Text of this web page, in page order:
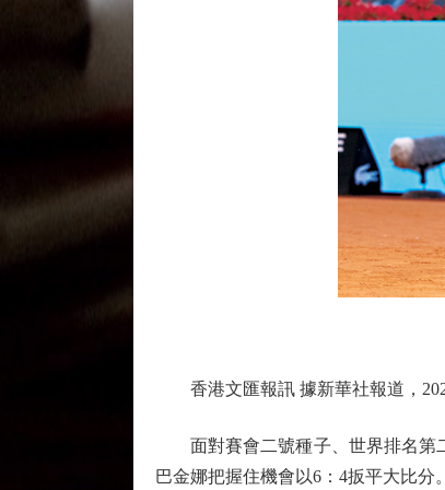
香港文匯報訊 據新華社報道，
面對賽會二號種子、世界排名第二
巴金娜把握住機會以6：4扳平大比分